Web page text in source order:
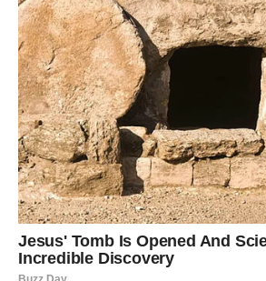
Pred vama je period tokom kojeg
se trud isplatio.
Poruka zvijezda
Nastavite putem kojim ste krenuli.
Nagrada dolazi u
Pred vama su važni dani.